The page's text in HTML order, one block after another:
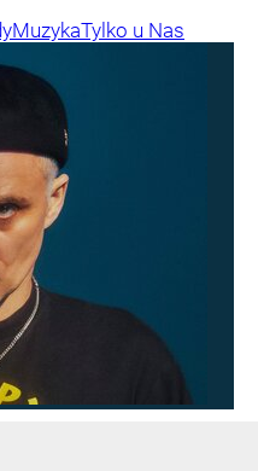
MuzykaTylko u Nas